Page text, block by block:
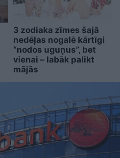
3 zodiaka zīmes šajā
nedēļas nogalē kārtīgi
“nodos uguņus”, bet
vienai – labāk palikt
mājās